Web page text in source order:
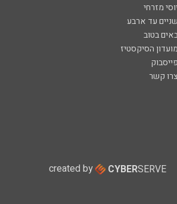
יוסי מזרחי
שניים עד ארבע
בטוב
מועדון הסיקסטיז
פייסבוק
צרו קשר
created by CYBERSERVE